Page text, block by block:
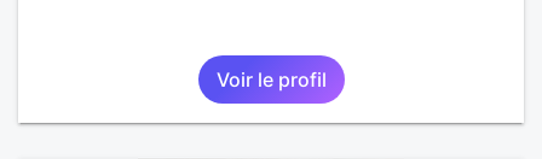
Voir le profil